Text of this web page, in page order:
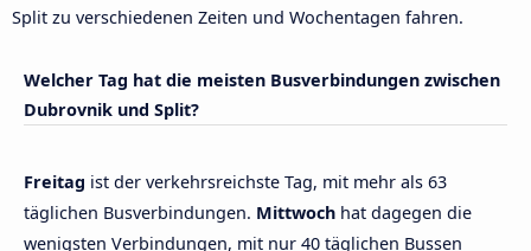
Split zu verschiedenen Zeiten und Wochentagen fahren.
Welcher Tag hat die meisten Busverbindungen zwischen
Dubrovnik und Split?
Freitag ist der verkehrsreichste Tag, mit mehr als 63
täglichen Busverbindungen. Mittwoch hat dagegen die
wenigsten Verbindungen, mit nur 40 täglichen Bussen